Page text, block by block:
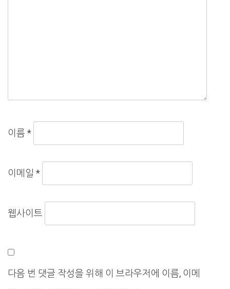
이름 *
이메일 *
웹사이트
다음 번 댓글 작성을 위해 이 브라우저에 이름, 이메